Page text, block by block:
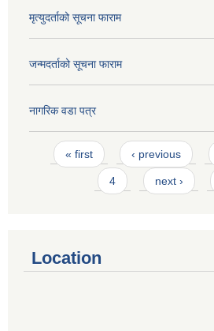
मृत्युदर्ताको सूचना फाराम
जन्मदर्ताको सूचना फाराम
नागरिक वडा पत्र
Pages
« first ‹ previous
4 next ›
Location